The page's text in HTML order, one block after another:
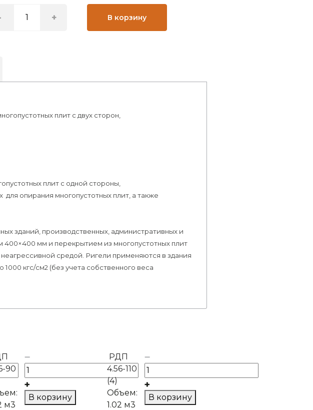
+ В корзину
плит с двух сторон,
плит с одной стороны,
для опирания многопустотных плит, а также
зданий, производственных, административных и
мм и перекрытием из многопустотных плит
средой. Ригели применяются в здания
1000 кгс/см2 (без учета собственного веса
90
м3
В корзину
РДП
4.56-110
(4)
Объем:
1.02 м3
В корзину